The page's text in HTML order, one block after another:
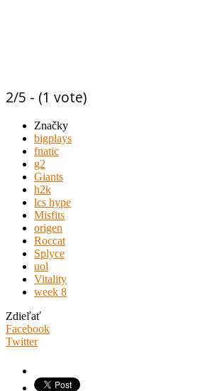
2/5 - (1 vote)
Značky
bigplays
fnatic
g2
Giants
h2k
lcs hype
Misfits
origen
Roccat
Splyce
uol
Vitality
week 8
Zdieľať
Facebook
Twitter